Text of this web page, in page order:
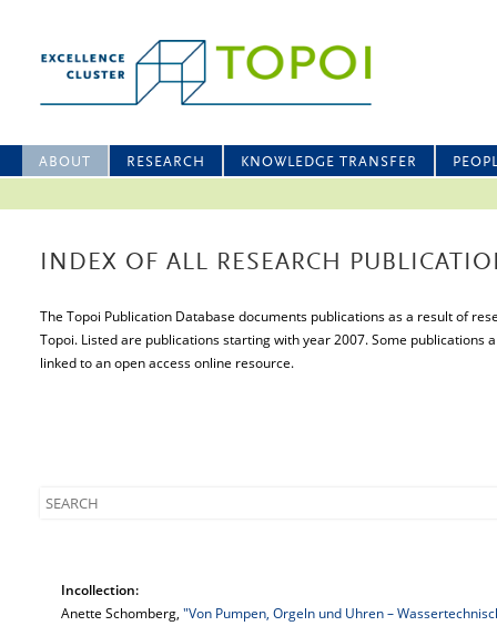
ABOUT RESEARCH KNOWLEDGE TRANSFER
INDEX OF ALL RESEARCH
The Topoi Publication Database documents publications as a result of
Topoi. Listed are publications starting with year 2007. Some publications
linked to an open access online resource.
Incollection:
Anette Schomberg, "Von Pumpen, Orgeln und Uhren –